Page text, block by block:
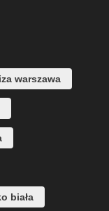
warszawa
biała